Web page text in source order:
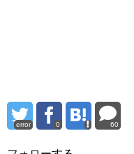
error 0 60